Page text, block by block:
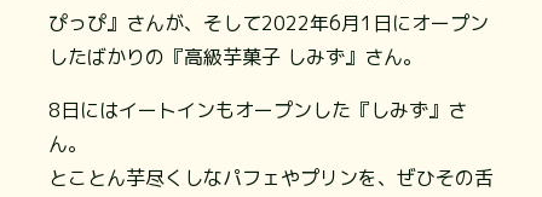
ぴっぴ』さんが、そして2022年6月1日にオープン
したばかりの『高級芋菓子 しみず』さん。
8日にはイートインもオープンした『しみず』さ
ん。
とことん芋尽くしなパフェやプリンを、ぜひその舌